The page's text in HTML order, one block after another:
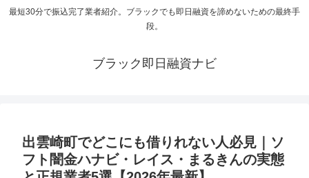
最短30分で振込完了業者紹介。ブラックでも即日融資を諦めないための最終手
段。
ブラック即日融資ナビ
出雲崎町でどこにも借りれない人必見｜ソ
フト闇金ハナビ・レイス・まるきんの実態